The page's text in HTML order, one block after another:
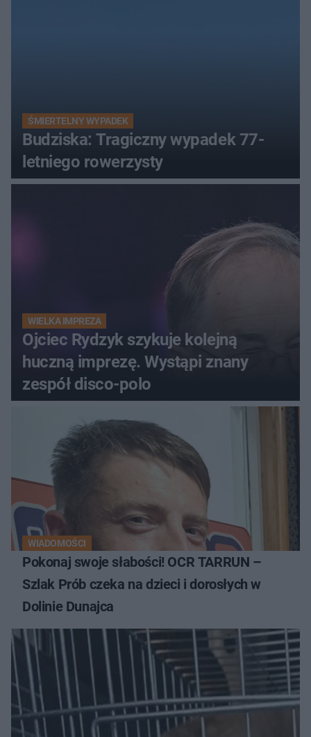
ŚMIERTELNY WYPADEK
Budziska: Tragiczny wypadek 77-
letniego rowerzysty
WIELKA IMPREZA
Ojciec Rydzyk szykuje kolejną
huczną imprezę. Wystąpi znany
zespół disco-polo
WIADOMOŚCI
Pokonaj swoje słabości! OCR TARRUN –
Szlak Prób czeka na dzieci i dorosłych w
Dolinie Dunajca